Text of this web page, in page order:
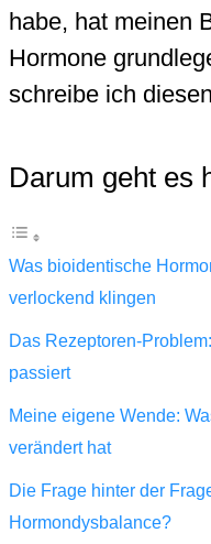
habe, hat meinen
Hormone
schreibe ich
Darum geht es
Was bioidentische
verlockend klingen
Das Rezeptoren-
passiert
Meine eigene Wende:
verändert hat
Die Frage hinter der
Hormondysbalance?